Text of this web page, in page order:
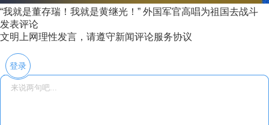
“我就是董存瑞！我就是黄继光！” 外国军官高唱为祖国去战斗
发表评论
文明上网理性发言，请遵守新闻评论服务协议
登录